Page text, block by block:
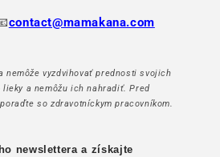
contact@mamakana.com
nemôže vyzdvihovať prednosti svojich
lieky a nemôžu ich nahradiť. Pred
so zdravotníckym pracovníkom.
newslettera a získajte